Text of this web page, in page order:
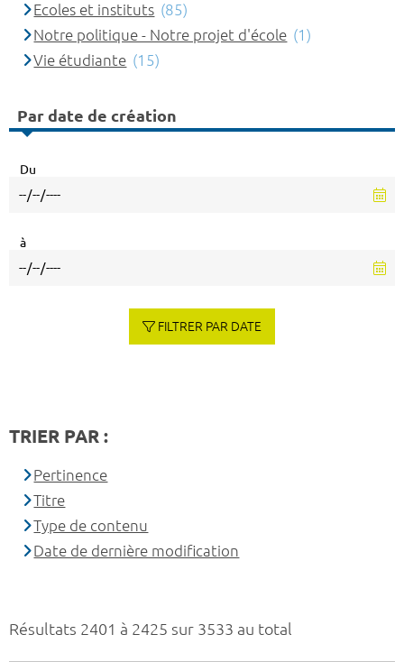
Résultats 2401 à 2425 sur 3533 au total
Ecoles et instituts (85)
Notre politique - Notre projet d'école (1)
Vie étudiante (15)
Par date de création
Du
à
FILTRER PAR DATE
TRIER PAR :
Pertinence
Titre
Type de contenu
Date de dernière modification